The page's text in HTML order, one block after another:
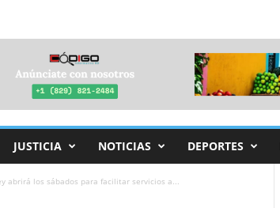
JUSTICIA NOTICIAS DEPORTES
abrirá los sábados para facilitar servicios a...